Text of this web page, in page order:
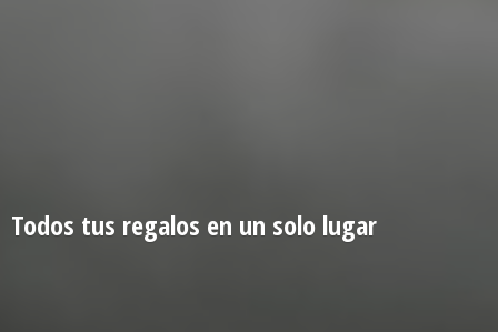
Todos tus regalos en un solo lugar